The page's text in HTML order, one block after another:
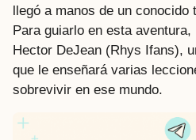
llegó a manos de un conocido
Para guiarlo en esta
Hector DeJean (Rhys Ifans),
que le enseñará varias
sobrevivir en ese mundo.